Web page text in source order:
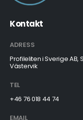
Kontakt
ADRESS
Profileliten i Sverige
Västervik
TEL
+46 76 018 44 74
EMAIL